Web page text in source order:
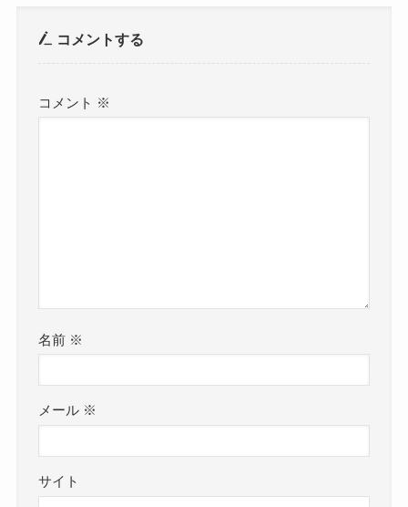
コメントする
コメント ※
名前 ※
メール ※
サイト